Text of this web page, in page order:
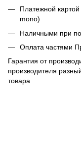
Платежной
mono)
Наличными при
Оплата частями
Гарантия от
производителя
товара